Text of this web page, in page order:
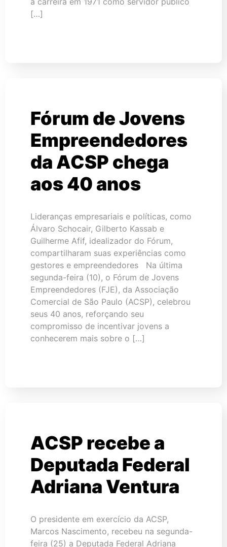
[…]
Fórum de Jovens
Empreendedores
da ACSP chega
aos 40 anos
Lideranças empresariais e políticas, como
Álvaro Schocair, Gilberto Kassab e
Guilherme Afif, idealizador do Fórum,
compartilharam suas experiências como
gestores e empreendedores Na última
segunda-feira (10), o Fórum de Jovens
Empreendedores (FJE), da Associação
Comercial de São Paulo (ACSP), celebrou
seus 40 anos, reforçando seu
compromisso de incentivar jovens a
conhecerem mais sobre o […]
ACSP recebe a
Deputada Federal
Adriana Ventura
O presidente em exercício da ACSP,
Marcos Nascimento, recebeu na segunda-
feira (25) a Deputada Federal Adriana